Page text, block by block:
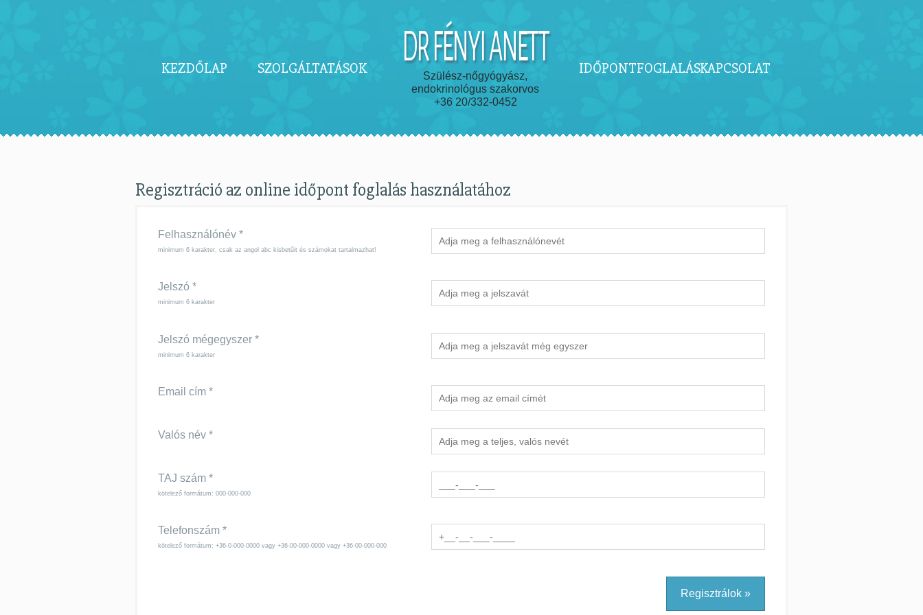
KEZDŐLAP SZOLGÁLTATÁSOK DR FÉNYI ANETT
Szülész-nőgyógyász,
endokrinológus szakorvos
+36 20/332-0452
IDŐPONTFOGLALÁSKAPCSOLAT
Regisztráció az online időpont foglalás használatához
Felhasználónév *
minimum 6 karakter, csak az angol abc kisbetűit és számokat tartalmazhat!
Jelszó *
minimum 6 karakter
Jelszó mégegyszer *
minimum 6 karakter
Email cím *
Valós név *
TAJ szám *
kötelező formátum: 000-000-000
Telefonszám *
kötelező formátum: +36-0-000-0000 vagy +36-00-000-0000 vagy +36-00-000-000